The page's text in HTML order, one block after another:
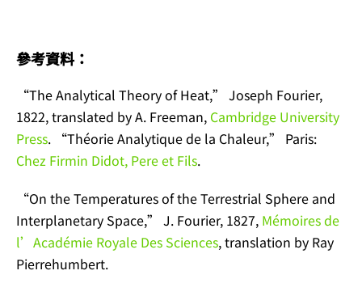
參考資料：
“The Analytical Theory of Heat,” Joseph Fourier,
1822, translated by A. Freeman, Cambridge University
Press. “Théorie Analytique de la Chaleur,” Paris:
Chez Firmin Didot, Pere et Fils.
“On the Temperatures of the Terrestrial Sphere and
Interplanetary Space,” J. Fourier, 1827, Mémoires de
l’Académie Royale Des Sciences, translation by Ray
Pierrehumbert.